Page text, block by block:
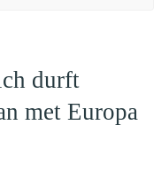
durft
met Europa